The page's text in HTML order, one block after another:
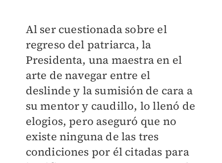
Al ser cuestionada sobre el
regreso del patriarca, la
Presidenta, una maestra en el
arte de navegar entre el
deslinde y la sumisión de cara a
su mentor y caudillo, lo llenó de
elogios, pero aseguró que no
existe ninguna de las tres
condiciones por él citadas para